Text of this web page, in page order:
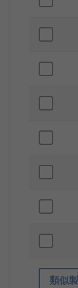
類似